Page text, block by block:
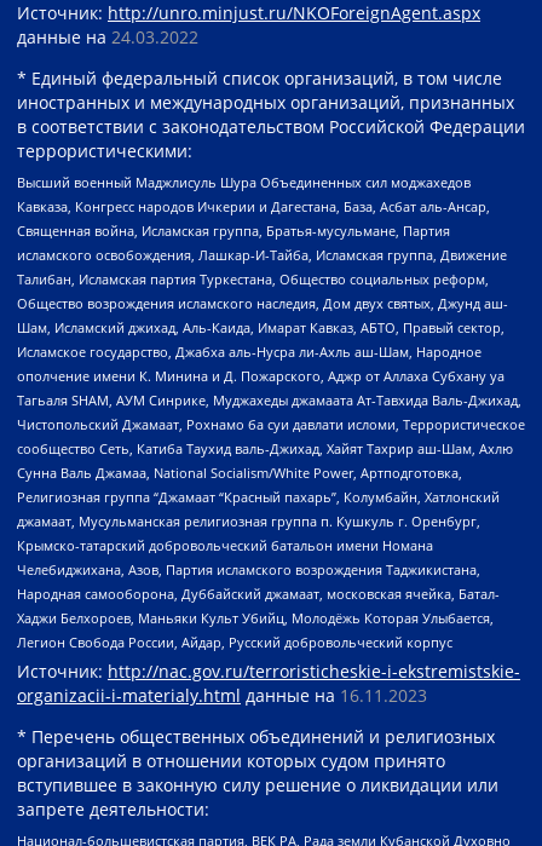
Источник: http://unro.minjust.ru/NKOForeignAgent.aspx
данные на 24.03.2022
* Единый федеральный список организаций, в том числе
иностранных и международных организаций, признанных
в соответствии с законодательством Российской Федерации
террористическими:
Высший военный Маджлисуль Шура Объединенных сил моджахедов
Кавказа, Конгресс народов Ичкерии и Дагестана, База, Асбат аль-Ансар,
Священная война, Исламская группа, Братья-мусульмане, Партия
исламского освобождения, Лашкар-И-Тайба, Исламская группа, Движение
Талибан, Исламская партия Туркестана, Общество социальных реформ,
Общество возрождения исламского наследия, Дом двух святых, Джунд аш-
Шам, Исламский джихад, Аль-Каида, Имарат Кавказ, АБТО, Правый сектор,
Исламское государство, Джабха аль-Нусра ли-Ахль аш-Шам, Народное
ополчение имени К. Минина и Д. Пожарского, Аджр от Аллаха Субхану уа
Тагьаля SHAM, АУМ Синрике, Муджахеды джамаата Ат-Тавхида Валь-Джихад,
Чистопольский Джамаат, Рохнамо ба суи давлати исломи, Террористическое
сообщество Сеть, Катиба Таухид валь-Джихад, Хайят Тахрир аш-Шам, Ахлю
Сунна Валь Джамаа, National Socialism/White Power, Артподготовка,
Религиозная группа “Джамаат “Красный пахарь”, Колумбайн, Хатлонский
джамаат, Мусульманская религиозная группа п. Кушкуль г. Оренбург,
Крымско-татарский добровольческий батальон имени Номана
Челебиджихана, Азов, Партия исламского возрождения Таджикистана,
Народная самооборона, Дуббайский джамаат, московская ячейка, Батал-
Хаджи Белхороев, Маньяки Культ Убийц, Молодёжь Которая Улыбается,
Легион Свобода России, Айдар, Русский добровольческий корпус
Источник: http://nac.gov.ru/terroristicheskie-i-ekstremistskie-
organizacii-i-materialy.html данные на 16.11.2023
* Перечень общественных объединений и религиозных
организаций в отношении которых судом принято
вступившее в законную силу решение о ликвидации или
запрете деятельности:
Национал-большевистская партия, ВЕК РА, Рада земли Кубанской Духовно